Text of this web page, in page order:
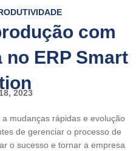
com
no ERP Smart
2023
mudanças rápidas e evolução
de gerenciar o processo de
o sucesso e tornar a empresa